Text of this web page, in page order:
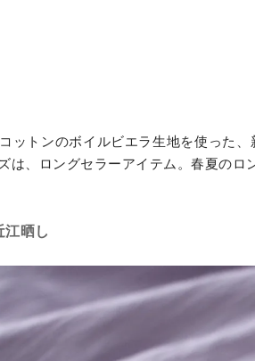
ットンのボイルビエラ生地を使った
は、ロングセラーアイテム。春夏のロ
江晒し